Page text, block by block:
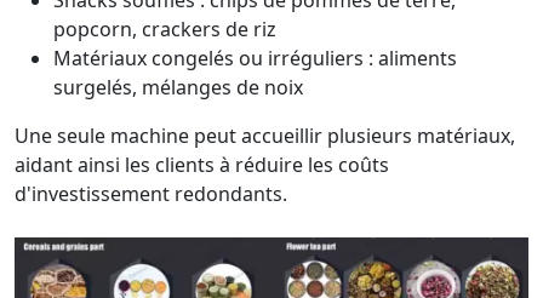
popcorn, crackers de riz
Matériaux congelés ou irréguliers : aliments
surgelés, mélanges de noix
Une seule machine peut accueillir plusieurs matériaux,
aidant ainsi les clients à réduire les coûts
d'investissement redondants.